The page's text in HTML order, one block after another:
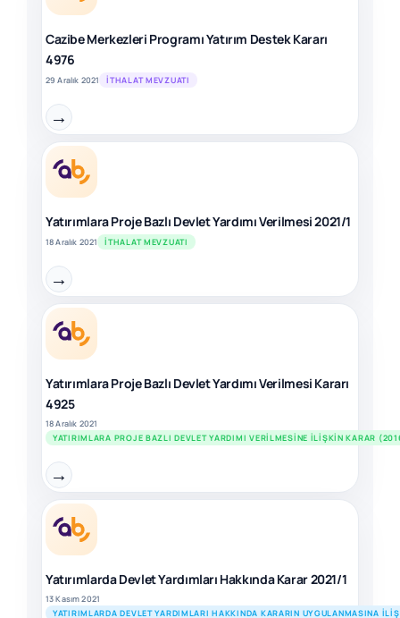
Cazibe Merkezleri Programı Yatırım Destek Kararı
4976
29 Aralık 2021 İTHALAT MEVZUATI
→
Yatırımlara Proje Bazlı Devlet Yardımı Verilmesi 2021/1
18 Aralık 2021 İTHALAT MEVZUATI
→
Yatırımlara Proje Bazlı Devlet Yardımı Verilmesi Kararı
4925
18 Aralık 2021
YATIRIMLARA PROJE BAZLI DEVLET YARDIMI VERILMESINE İLIŞKIN KARAR
→
Yatırımlarda Devlet Yardımları Hakkında Karar 2021/1
13 Kasım 2021
YATIRIMLARDA DEVLET YARDIMLARI HAKKINDA KARARIN UYGULANMASINA